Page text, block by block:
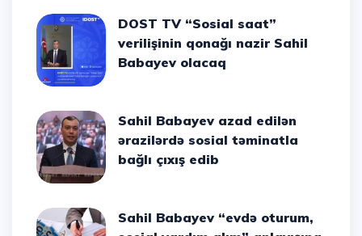
DOST TV “Sosial saat”
verilişinin qonağı nazir Sahil
Babayev olacaq
Sahil Babayev azad edilən
ərazilərdə sosial təminatla
bağlı çıxış edib
Sahil Babayev “evdə oturum,